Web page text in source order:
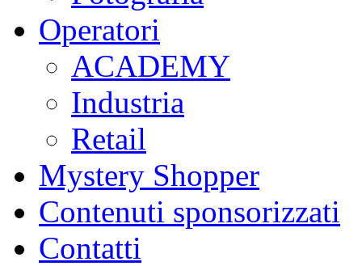
Operatori
ACADEMY
Industria
Retail
Mystery Shopper
Contenuti sponsorizzati
Contatti